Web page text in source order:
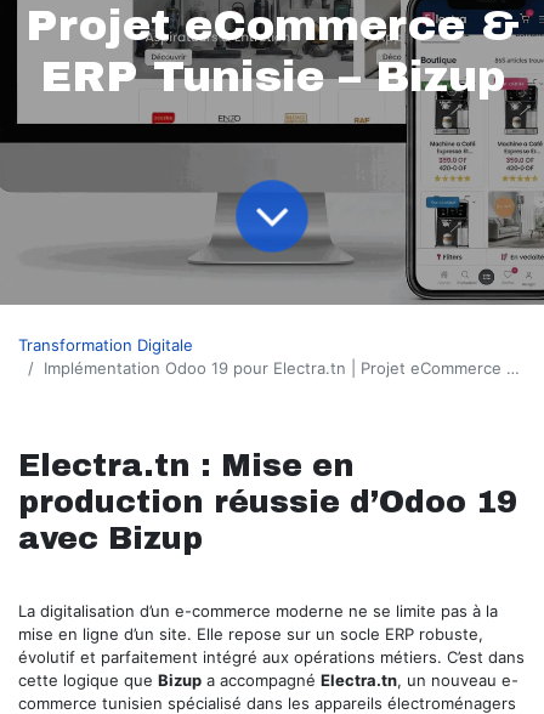
Projet eCommerce &
ERP Tunisie – Bizup
Transformation Digitale
Implémentation Odoo 19 pour Electra.tn | Projet eCommerce & ERP Tunisie – Bizup
Electra.tn : Mise en
production réussie d’Odoo 19
avec Bizup
La digitalisation d’un e-commerce moderne ne se limite pas à la
mise en ligne d’un site. Elle repose sur un socle ERP robuste,
évolutif et parfaitement intégré aux opérations métiers. C’est dans
cette logique que Bizup a accompagné Electra.tn, un nouveau e-
commerce tunisien spécialisé dans les appareils électroménagers